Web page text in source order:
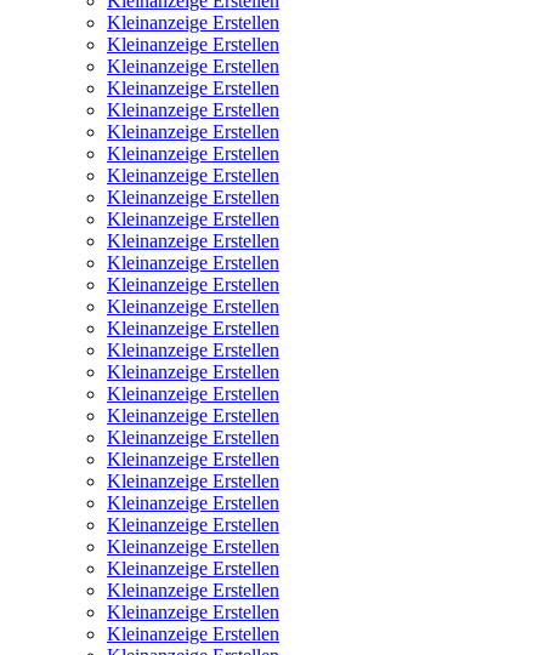
Kleinanzeige Erstellen
Kleinanzeige Erstellen
Kleinanzeige Erstellen
Kleinanzeige Erstellen
Kleinanzeige Erstellen
Kleinanzeige Erstellen
Kleinanzeige Erstellen
Kleinanzeige Erstellen
Kleinanzeige Erstellen
Kleinanzeige Erstellen
Kleinanzeige Erstellen
Kleinanzeige Erstellen
Kleinanzeige Erstellen
Kleinanzeige Erstellen
Kleinanzeige Erstellen
Kleinanzeige Erstellen
Kleinanzeige Erstellen
Kleinanzeige Erstellen
Kleinanzeige Erstellen
Kleinanzeige Erstellen
Kleinanzeige Erstellen
Kleinanzeige Erstellen
Kleinanzeige Erstellen
Kleinanzeige Erstellen
Kleinanzeige Erstellen
Kleinanzeige Erstellen
Kleinanzeige Erstellen
Kleinanzeige Erstellen
Kleinanzeige Erstellen